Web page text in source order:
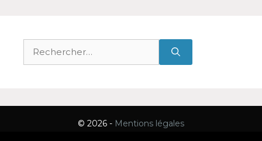
Rechercher :
© 2026 - Mentions légales